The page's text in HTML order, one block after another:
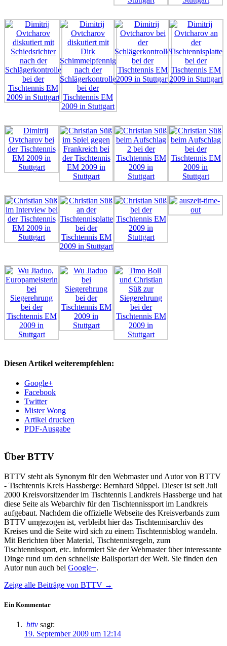
Diesen Artikel weiterempfehlen:
Google+
Facebook
Twitter
Mister Wong
Artikel drucken
PDF-Ausgabe
Über BTTV
BTTV steht als Synonym für den Webmaster und Autor von BTTV
- Tischtennis Kreis Hassberge: Bernhard Süppel. Dieser ist seit Juli
2000 Kreisvorsitzender im Tischtennis Landkreis Hassberge und hat
diese Seite als Webarchiv für den Tischtennissport im Landkreis
aufgebaut. Nachdem die offizielle Webseite des Kreisverbands zum
BTTV umgezogen ist, verbleibt hier das Tischtennisarchiv des
Kreises und die Seite wird sich zu einem Tischtennisblog wandeln.
Mit Berichten über Material, Tischtennisregeln, zum
Tischtennissport, etc. informiert Sie der Webmaster über interessante
Dinge rund um den schnellste Ballsportart der Welt. Sie finden den
Autor nun auch bei Google+.
Zeige alle Beiträge von BTTV →
Ein Kommentar
bttv sagt:
19. September 2009 um 12:14